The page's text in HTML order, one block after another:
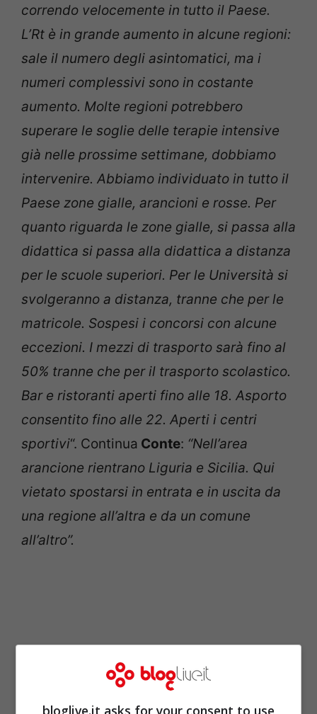
correndo velocemente in tutto il Paese.
L’Rt è in grande aumento in alcune regioni:
sale il numero degli asintomatici, ma i
numeri complessivi sono in costante
aumento. Molte regioni potrebbero
superare le soglie delle terapie intensive
già nelle prossime settimane, dobbiamo
intervenire. Abbiamo individuato in tutto il
Paese zone gialle, arancioni e rosse. Per
quanto riguarda le zone gialle, si passa alla
didattica si passa alla didattica a distanza
per le scuole superiori. Per le Università si
svolgeranno a distanza, tranne che per le
matricole. Sospesi i concorsi con alcune
eccezioni. I mezzi di trasporto sarà fino al
50% tranne che per il trasporto scolastico.
Bar e ristoranti aperti fino alle 18. Asporto
consentito fino alle 22. Aperti i centri
sportivi“. Continua Conte: “Nell’area
arancione rientrano Liguria e Sicilia. Qui
vietato spostarsi in entrata e in uscita da
una regione all’altra e da un comune
all’altro”.
bloglive.it asks for your consent to use